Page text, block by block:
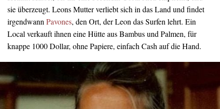
sie überzeugt. Leons Mutter verliebt sich in das Land und findet
irgendwannPavones, den Ort, der Leon das Surfen lehrt. Ein
Local verkauft ihnen eine Hütte aus Bambus und Palmen, für
knappe 1000 Dollar, ohne Papiere, einfach Cash auf die Hand.